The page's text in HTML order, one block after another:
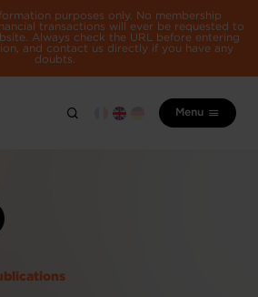
purposes only. No membership
transactions will ever be requested to
Always check the URL before entering
and contact us directly if you have any
doubts.
Menu